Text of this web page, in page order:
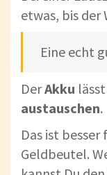
etwas, bis der
Eine echt
DerAkku
austauschen.
Das ist
Geldbeutel.